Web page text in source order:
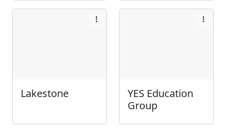
Lakestone
YES Education
Group